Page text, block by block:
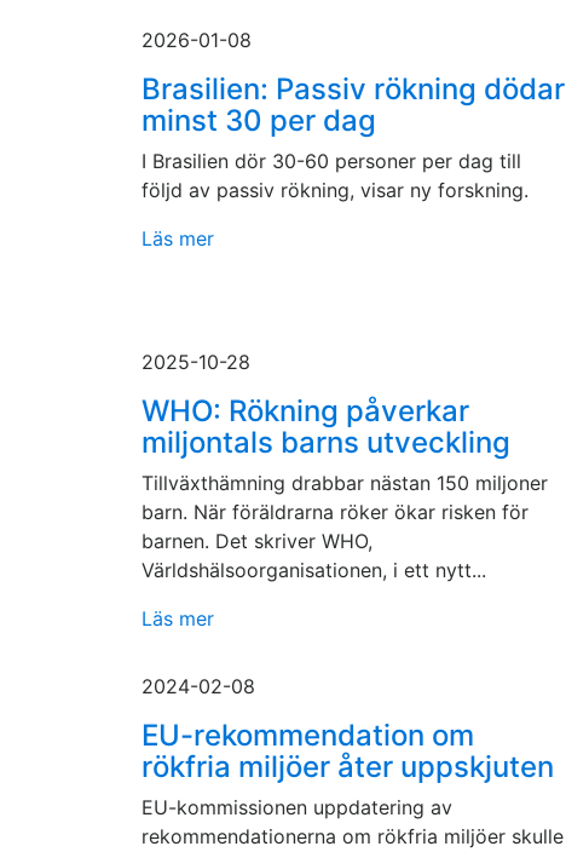
2026-01-08
Brasilien: Passiv rökning dödar
minst 30 per dag
I Brasilien dör 30-60 personer per dag till
följd av passiv rökning, visar ny forskning.
Läs mer
2025-10-28
WHO: Rökning påverkar
miljontals barns utveckling
Tillväxthämning drabbar nästan 150 miljoner
barn. När föräldrarna röker ökar risken för
barnen. Det skriver WHO,
Världshälsoorganisationen, i ett nytt...
Läs mer
2024-02-08
EU-rekommendation om
rökfria miljöer åter uppskjuten
EU-kommissionen uppdatering av
rekommendationerna om rökfria miljöer skulle